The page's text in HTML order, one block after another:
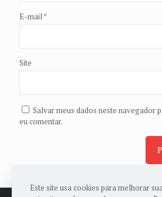
E-mail*
Site
Salvar meus dados neste navegador
eu comentar.
Este site usa cookies para melhorar